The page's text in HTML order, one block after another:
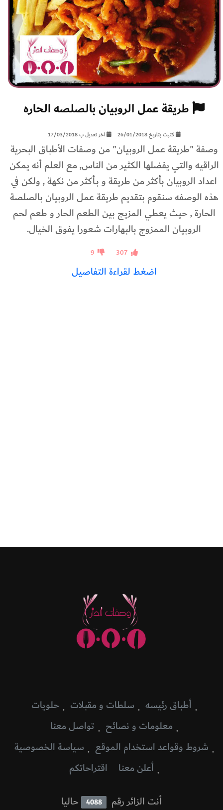
طريقة عمل الروبيان بالصلصه الحاره
كتبت بتاريخ 26/01/2018 اخر تعديل ب 17/03/2018
وصفة "طريقة عمل الروبيان" من وصفات الأطباق البحرية
الراقيه والتي يفضلها الكثير من الناس, مع العلم أنه يمكن
اعداد الروبيان بأكثر من طريقة و بـأكثر من نكهة , ولكن في
هذه الوصفه سنقوم بتقديم طريقة عمل الروبيان بالصلصة
الحارة , حيث يعطي المزيج بين الطعم الحار و طعم لحم
الروبيان الممزوج بالبهارات شعورا يفوق الخيال.
307
9
اضغط لقراءة التفاصيل
أطباق رئيسه سلطات و مقبلات
حلويات
معلومات و نصائح
تواصل معنا
شروط وقواعد استخدام الموقع
سياسة الخصوصية
أعلن معنا
اقتراحاتكم
أنت الزائر رقم 4088
حاليا